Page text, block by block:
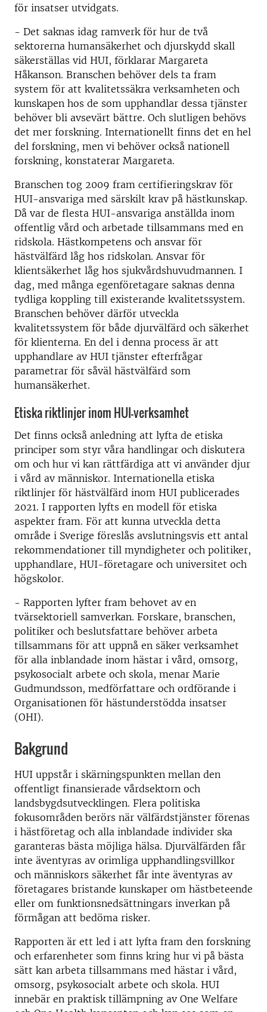
för insatser utvidgats.
- Det saknas idag ramverk för hur de två
sektorerna humansäkerhet och djurskydd skall
säkerställas vid HUI, förklarar Margareta
Håkanson. Branschen behöver dels ta fram
system för att kvalitetssäkra verksamheten och
kunskapen hos de som upphandlar dessa tjänster
behöver bli avsevärt bättre. Och slutligen behövs
det mer forskning. Internationellt finns det en hel
del forskning, men vi behöver också nationell
forskning, konstaterar Margareta.
Branschen tog 2009 fram certifieringskrav för
HUI-ansvariga med särskilt krav på hästkunskap.
Då var de flesta HUI-ansvariga anställda inom
offentlig vård och arbetade tillsammans med en
ridskola. Hästkompetens och ansvar för
hästvälfärd låg hos ridskolan. Ansvar för
klientsäkerhet låg hos sjukvårdshuvudmannen. I
dag, med många egenföretagare saknas denna
tydliga koppling till existerande kvalitetssystem.
Branschen behöver därför utveckla
kvalitetssystem för både djurvälfärd och säkerhet
för klienterna. En del i denna process är att
upphandlare av HUI tjänster efterfrågar
parametrar för såväl hästvälfärd som
humansäkerhet.
Etiska riktlinjer inom HUI-verksamhet
Det finns också anledning att lyfta de etiska
principer som styr våra handlingar och diskutera
om och hur vi kan rättfärdiga att vi använder djur
i vård av människor. Internationella etiska
riktlinjer för hästvälfärd inom HUI publicerades
2021. I rapporten lyfts en modell för etiska
aspekter fram. För att kunna utveckla detta
område i Sverige föreslås avslutningsvis ett antal
rekommendationer till myndigheter och politiker,
upphandlare, HUI-företagare och universitet och
högskolor.
- Rapporten lyfter fram behovet av en
tvärsektoriell samverkan. Forskare, branschen,
politiker och beslutsfattare behöver arbeta
tillsammans för att uppnå en säker verksamhet
för alla inblandade inom hästar i vård, omsorg,
psykosocialt arbete och skola, menar Marie
Gudmundsson, medförfattare och ordförande i
Organisationen för hästunderstödda insatser
(OHI).
Bakgrund
HUI uppstår i skärningspunkten mellan den
offentligt finansierade vårdsektorn och
landsbygdsutvecklingen. Flera politiska
fokusområden berörs när välfärdstjänster förenas
i hästföretag och alla inblandade individer ska
garanteras bästa möjliga hälsa. Djurvälfärden får
inte äventyras av orimliga upphandlingsvillkor
och människors säkerhet får inte äventyras av
företagares bristande kunskaper om hästbeteende
eller om funktionsnedsättningars inverkan på
förmågan att bedöma risker.
Rapporten är ett led i att lyfta fram den forskning
och erfarenheter som finns kring hur vi på bästa
sätt kan arbeta tillsammans med hästar i vård,
omsorg, psykosocialt arbete och skola. HUI
innebär en praktisk tillämpning av One Welfare